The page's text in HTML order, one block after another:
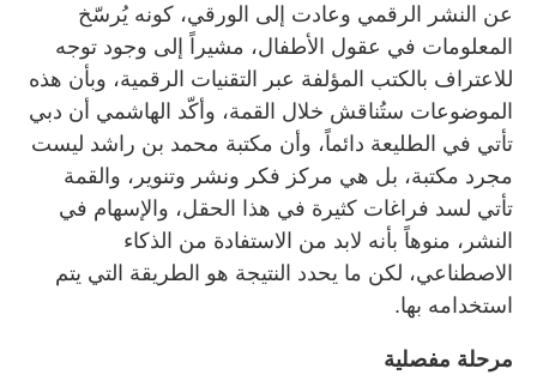
عن النشر الرقمي وعادت إلى الورقي، كونه يُرسّخ
المعلومات في عقول الأطفال، مشيراً إلى وجود توجه
للاعتراف بالكتب المؤلفة عبر التقنيات الرقمية، وبأن هذه
الموضوعات ستُناقش خلال القمة، وأكّد الهاشمي أن دبي
تأتي في الطليعة دائماً، وأن مكتبة محمد بن راشد ليست
مجرد مكتبة، بل هي مركز فكر ونشر وتنوير، والقمة
تأتي لسد فراغات كثيرة في هذا الحقل، والإسهام في
النشر، منوهاً بأنه لابد من الاستفادة من الذكاء
الاصطناعي، لكن ما يحدد النتيجة هو الطريقة التي يتم
استخدامه بها.
مرحلة مفصلية